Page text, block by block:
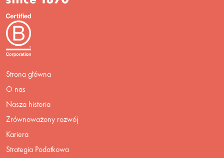
Strona główna
O nas
Nasza historia
Zrównoważony rozwój
Kariera
Strategia Podatkowa